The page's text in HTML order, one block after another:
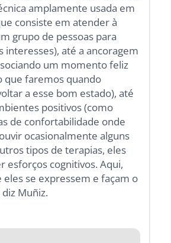
amplamente usada em
consiste em atender à
grupo de pessoas para
interesses), até a ancoragem
um momento feliz
que faremos quando
a esse bom estado), até
positivos (como
de confortabilidade onde
ocasionalmente alguns
tipos de terapias, eles
esforços cognitivos. Aqui,
eles se expressem e façam o
Muñiz.